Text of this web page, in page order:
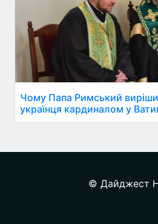
Чому Папа Римський
українця кардиналом у
© Дайджест